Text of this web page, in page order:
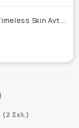
M
edisei Time Eraser 2 Steps Kit For Timeless Skin Αντηλιακό Γαλάκτωμα Προσώπου SPF50, 50ml & Ορός Προσώπου για Πανάδες, 30ml
Σελ.)